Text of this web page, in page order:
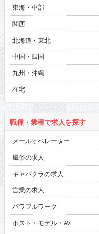
東海・中部
関西
北海道・東北
中国・四国
九州・沖縄
在宅
職種・業種で求人を探す
メールオペレーター
風俗の求人
キャバクラの求人
営業の求人
パワフルワーク
ホスト・モデル・AV